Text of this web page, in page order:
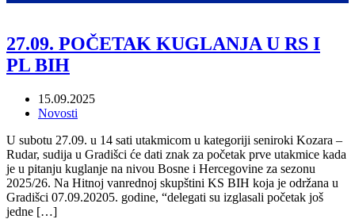
27.09. POČETAK KUGLANJA U RS I
PL BIH
15.09.2025
Novosti
U subotu 27.09. u 14 sati utakmicom u kategoriji seniroki Kozara –
Rudar, sudija u Gradišci će dati znak za početak prve utakmice kada
je u pitanju kuglanje na nivou Bosne i Hercegovine za sezonu
2025/26. Na Hitnoj vanrednoj skupštini KS BIH koja je održana u
Gradišci 07.09.20205. godine, “delegati su izglasali početak još
jedne […]